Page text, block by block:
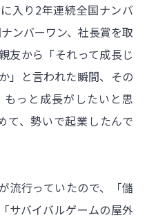
入り2年連続全国ナンバ
ンバーワン、社長賞を取
友から「それって成長じ
」と言われた瞬間、その
っと成長がしたいと思
て、勢いで起業したんで
流行っていたので、「儲
サバイバルゲームの屋外